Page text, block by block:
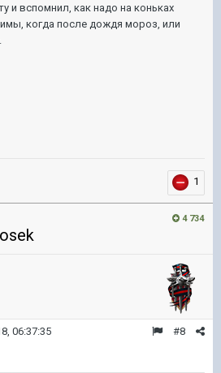
и вспомнил, как надо на коньках
когда после дождя мороз, или
1
4 734
#8
06:37:35